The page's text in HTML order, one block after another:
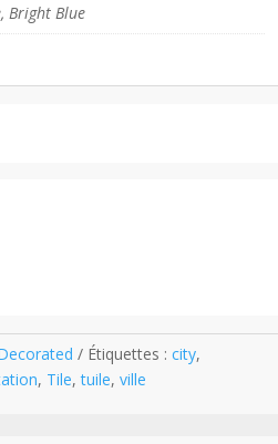
Bright Blue
Étiquettes : city,
, Tile,tuile, ville